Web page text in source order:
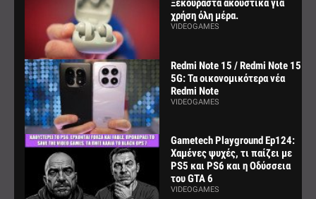
Ξεκούραστα ακουστικά για
χρήση όλη μέρα.
VIDEOGAMES
Redmi Note 15 / Redmi Note 15
5G: Τα οικονομικότερα νέα
Redmi Note
VIDEOGAMES
Gametech Playground Ep124:
Χαμένες ψυχές, τι παίζει με
PS5 και PS6 και η Οδύσσεια
του GTA 6
VIDEOGAMES